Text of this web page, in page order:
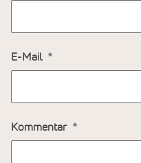
E-Mail
Kommentar